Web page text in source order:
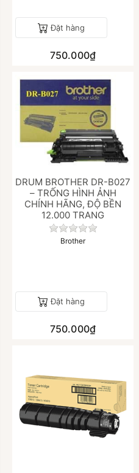
Đặt hàng
750.000₫
DRUM BROTHER DR-B027
– TRỐNG HÌNH ẢNH
CHÍNH HÃNG, ĐỘ BỀN
12.000 TRANG
Chưa có đánh
Brother
Đặt hàng
750.000₫